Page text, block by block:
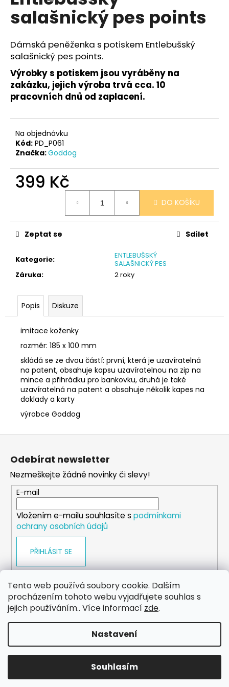
Tento web používá soubory cookie. Dalším
procházením tohoto webu vyjadřujete souhlas s
jejich používáním.. Více informací zde.
Nastavení
Souhlasím
z
hvězdiček.
salašnický pes points
Dámská peněženka s potiskem Entlebušský
salašnický pes points.
Výrobky s potiskem jsou vyráběny na
zakázku, jejich výroba trvá cca. 10
pracovních dnů od zaplacení.
Na objednávku
Kód: PD_P061
Značka:Goddog
399 Kč
DO KOŠÍKU
Kategorie:
ENTLEBUŠSKÝ
SALAŠNICKÝ PES
Záruka: 2 roky
Zeptat se Sdílet
Popis Diskuze
imitace koženky
rozměr: 185 x 100 mm
skládá se ze dvou částí: první, která je uzavíratelná
na patent, obsahuje kapsu uzavíratelnou na zip na
mince a přihrádku pro bankovku, druhá je také
uzavíratelná na patent a obsahuje několik kapes na
doklady a karty
výrobce Goddog
a
j
í
t
?
HLEDAT
o
p
u
č
e
m
SÓJOVÁ
SVÍČKA
PORCELÁNU
CITRON
400
Kč
Z
Odebírat newsletter
Nezmeškejte žádné novinky či slevy!
E-mail
Vložením e-mailu souhlasíte s podmínkami
ochrany osobních údajů
PŘIHLÁSIT SE
WEB FACEBOOK INSTAGRAM YOUTUBE
Copyright 2026eshop.dog-point. Všechna práva
Upravit nastavení cookies